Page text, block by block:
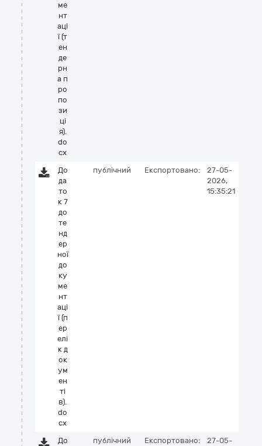
ме
нт
аці
ї (т
ен
де
рн
а п
ро
по
зи
ці
я).
do
cx
До
да
то
к 7
до
те
нд
ер
ної
до
ку
ме
нт
аці
ї (п
ер
елі
к д
ок
ум
ен
ті
в).
do
cx
публічний Експортовано:
27-05-
2026,
15:35:21
До
публічний Експортовано:
27-05-